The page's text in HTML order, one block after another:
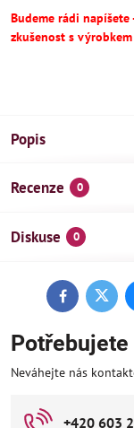
Budeme rádi
zkušenost s
Popis
Recenze 0
Diskuse 0
Facebook
Neváhejte nás
+420 603